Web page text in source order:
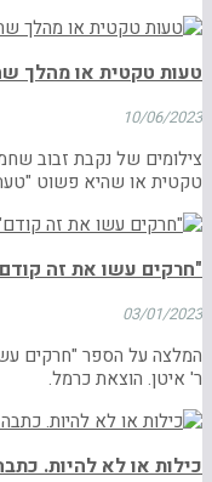
טעות טקטית או מהלך
10/06/2023
צילומים של נקבת זבוב
טקטית או שהיא פשוט
"חרקים עשו את זה
03/01/2023
המלצה על הספר "חרקים
ר' איטן. הוצאת כרמל.
כילות או לא להיות. כתבה מס' 2: לישון